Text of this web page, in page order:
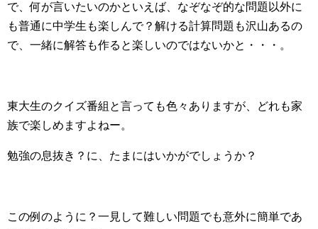
で、何が言いたいのかといえば、なぞなぞ的な問題以外に
も普通に中学生も楽しんで？解ける計算問題も沢山あるの
で、一緒に解答も作ると楽しいのではないかと・・・。
東大生のクイズ番組と言っても色々ありますが、どれも家
族で楽しめますよねー。
勉強の息抜き？に、たまにはいかがでしょうか？
この例のように？一見して難しい問題でも意外に簡単であ